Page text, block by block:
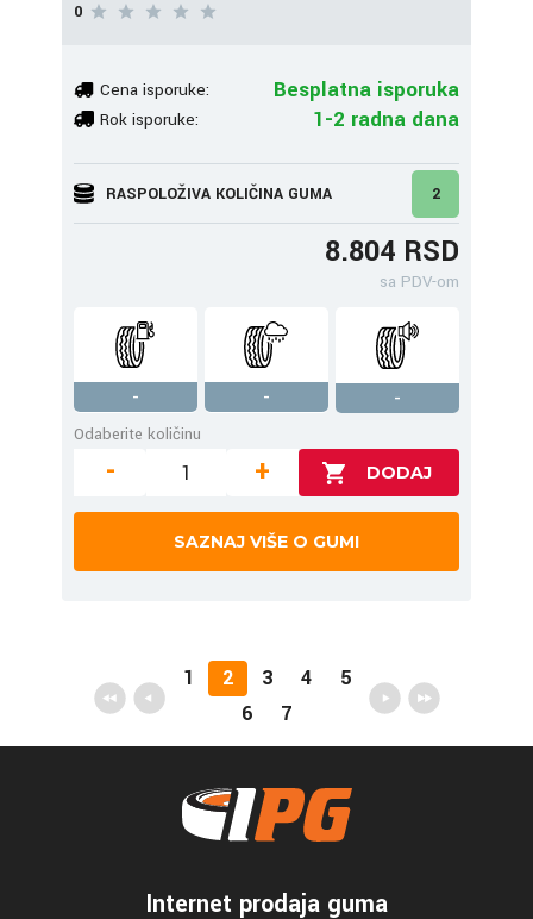
0
Cena isporuke: Besplatna isporuka
Rok isporuke: 1-2 radna dana
RASPOLOŽIVA KOLIČINA GUMA 2
8.804 RSD
sa PDV-om
- -
-
Odaberite količinu
- +
SAZNAJ VIŠE O GUMI
1 2 3 4
5
6
7
Internet prodaja guma